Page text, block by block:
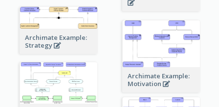
Archimate Example:
Strategy
Archimate Example:
Motivation